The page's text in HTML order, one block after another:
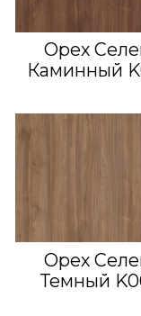
Орех
Каминный
Орех
Темный